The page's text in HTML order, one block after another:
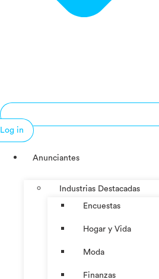
Log in
Anunciantes
Industrias Destacadas
Encuestas
Hogar y Vida
Moda
Finanzas